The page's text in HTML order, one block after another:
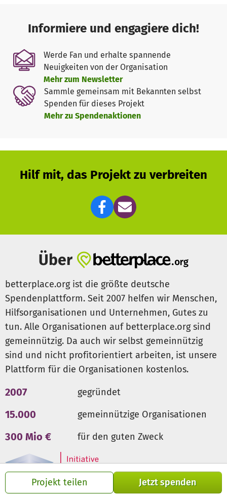
Projekt teilen Jetzt spenden
· Bastelnachmittage
· Erlebnispädagogische Projekte
· Ausflüge
· Ferienfahrten
· Hausaufgabenhilfen
· Musikunterricht
· Filmnachmittage
· Konfliktbewältigungstrainings
Die Projekte sind für Kinder und Jugendliche eine
sinnvolle Ergänzung zur Basis-Arbeit der Tafeln. Sie
machen die Hilfe wirksamer, erfordern aber zusätzliche
Investitionen und Ausgaben.
und Jugendliche bei den Tafeln unterstützen und ihnen
ein Stück Chancengleichheit und Gerechtigkeit
ermöglichen.
Mehr dazu kannst duhiererfahren.
Die angegebenen Projekte und Bedarfe stehen beispielhaft
für die benötigte Hilfe. Alle Spenden fließen in Projekte, die
armutsbetroffene Kinder und Jugendliche unterstützen und
Chancenungleichheiten reduzieren.
Ein kleiner Teil der
Spenden fließt in die allgemeine Verbandsarbeit von Tafel
Deutschland.
Informiere und engagiere dich!
Werde Fan und erhalte spannende
Neuigkeiten von der Organisation
Mehr zum Newsletter
Sammle gemeinsam mit Bekannten selbst
Spenden für dieses Projekt
Mehr zu Spendenaktionen
Hilf mit, das Projekt zu verbreiten
Über
betterplace.org ist die größte deutsche
Spendenplattform. Seit 2007 helfen wir Menschen,
Hilfsorganisationen und Unternehmen, Gutes zu
tun. Alle Organisationen auf betterplace.org sind
gemeinnützig. Da auch wir selbst gemeinnützig
sind und nicht profitorientiert arbeiten, ist unsere
Plattform für die Organisationen kostenlos.
2007 gegründet
15.000 gemeinnützige Organisationen
300 Mio € für den guten Zweck